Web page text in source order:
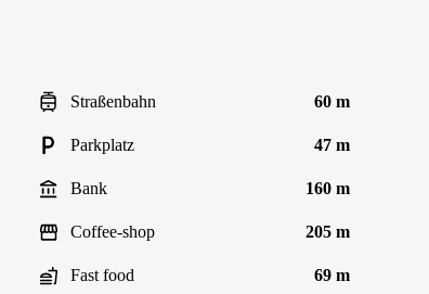
Straßenbahn 60 m
Parkplatz 47 m
Bank 160 m
Coffee-shop 205 m
Fast food 69 m